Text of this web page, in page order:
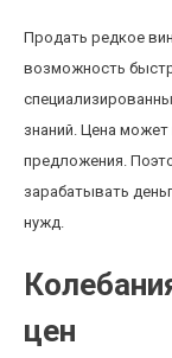
Продать редкое
возможность
знаний. Цена
предложения.
зарабатывать
нужд.
цен